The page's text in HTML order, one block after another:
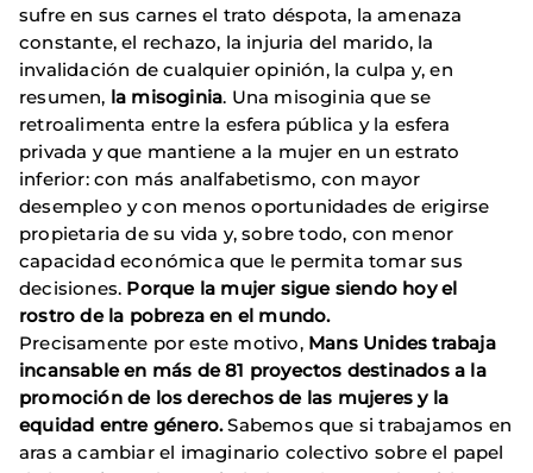
sufre en sus carnes el trato déspota, la amenaza
constante, el rechazo, la injuria del marido, la
invalidación de cualquier opinión, la culpa y, en
resumen, la misoginia. Una misoginia que se
retroalimenta entre la esfera pública y la esfera
privada y que mantiene a la mujer en un estrato
inferior: con más analfabetismo, con mayor
desempleo y con menos oportunidades de erigirse
propietaria de su vida y, sobre todo, con menor
capacidad económica que le permita tomar sus
decisiones. Porque la mujer sigue siendo hoy el
rostro de la pobreza en el mundo.
Precisamente por este motivo, Mans Unides trabaja
incansable en más de 81 proyectos destinados a la
promoción de los derechos de las mujeres y la
equidad entre género.Sabemos que si trabajamos en
aras a cambiar el imaginario colectivo sobre el papel